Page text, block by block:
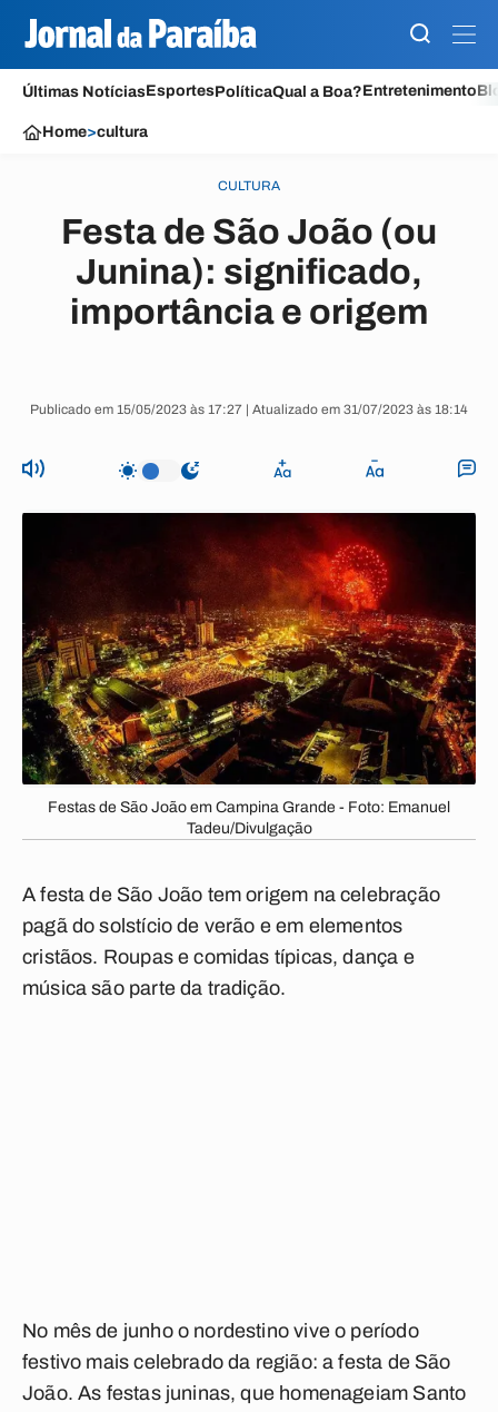
Últimas NotíciasEsportesPolíticaQual a Boa?Entretenimento
Home>cultura
CULTURA
Festa de São João (ou
Junina): significado,
importância e origem
Publicado em 15/05/2023 às 17:27 | Atualizado em 31/07/2023 às 18:14
Festas de São João em Campina Grande - Foto: Emanuel
Tadeu/Divulgação
A festa de São João tem origem na celebração
pagã do solstício de verão e em elementos
cristãos. Roupas e comidas típicas, dança e
música são parte da tradição.
No mês de junho o nordestino vive o período
festivo mais celebrado da região: a festa de São
João. As festas juninas, que homenageiam Santo